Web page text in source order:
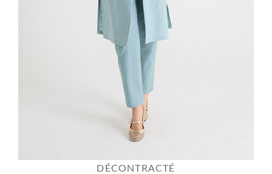
DÉCONTRACTÉ